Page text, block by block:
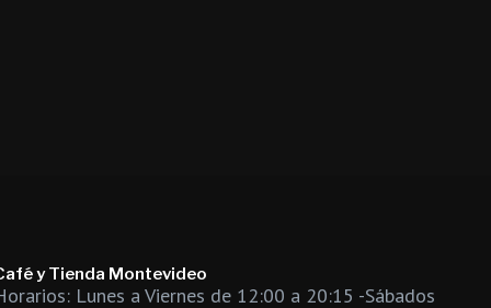
y Tienda Montevideo
Lunes a Viernes de 12:00 a 20:15 -Sábados